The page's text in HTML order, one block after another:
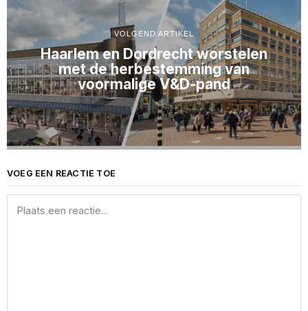
VOLGEND ARTIKEL
Haarlem en Dordrecht worstelen
met de herbestemming van
voormalige V&D-pand
VOEG EEN REACTIE TOE